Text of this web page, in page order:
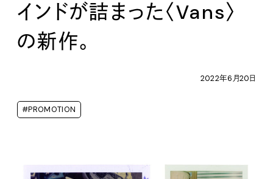
インドが詰まった〈Vans〉
の新作。
2022年6月20日
#PROMOTION